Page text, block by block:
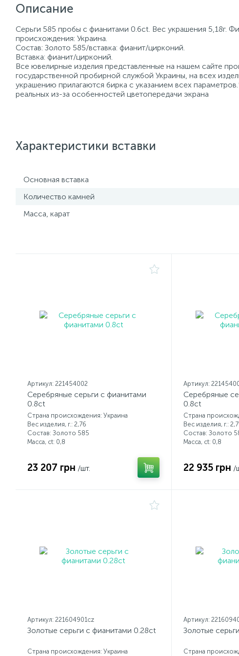
Описание
Серьги 585 пробы с фианитами 0.6ct. Вес украшения 5,18г.
происхождения: Украина.
Состав: Золото 585/вставка: фианит/цирконий.
Вставка: фианит/цирконий.
Все ювелирные изделия представленные на нашем сайте
государственной пробирной службой Украины, на всех
украшению прилагаются бирка с указанием всех
реальных из-за особенностей цветопередачи экрана
Характеристики вставки
Основная вставка
Количество камней
Масса, карат
Артикул: 221454002
Серебряные серьги с фианитами
0.8ct
Страна происхождения: Украина
Вес изделия, г.: 2,76
Состав: Золото 585
Масса, ct: 0,8
23 207 грн /шт.
Артикул:
Серебряные
0.8ct
Страна
Вес изделия, г.:
Состав: Золото
Масса, ct: 0,8
22 935 грн /
Артикул: 221604901cz
Золотые серьги с фианитами 0.28ct
Страна происхождения: Украина
Артикул:
Золотые
Страна